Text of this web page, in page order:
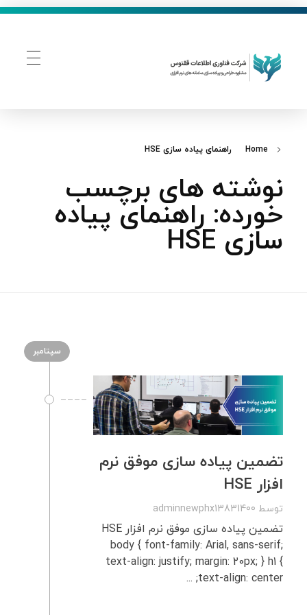
Home راهنمای پیاده‌ سازی HSE
نوشته های برچسب
خورده: راهنمای پیاده‌
سازی HSE
سپتامبر
تضمین پیاده‌ سازی موفق نرم‌
افزار HSE
توسط adminnewphx13831400
تضمین پیاده‌ سازی موفق نرم‌ افزار HSE
body { font-family: Arial, sans-serif;
text-align: justify; margin: 20px; } h1 {
text-align: center; ...